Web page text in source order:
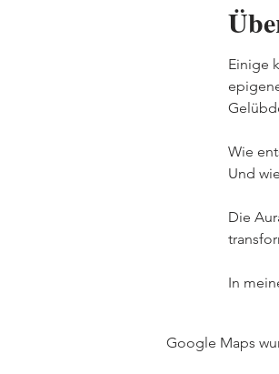
Einige
Wie
Und
Die
In
Google Maps